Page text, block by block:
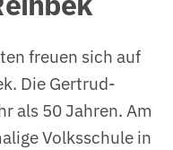
freuen sich auf
Die Gertrud-
als 50 Jahren. Am
Volksschule in